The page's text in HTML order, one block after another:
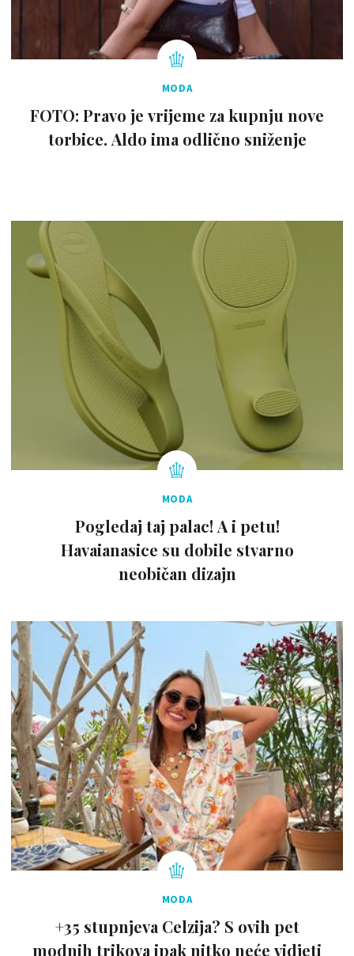
MODA
FOTO: Pravo je vrijeme za kupnju nove
torbice. Aldo ima odlično sniženje
MODA
Pogledaj taj palac! A i petu!
Havaianasice su dobile stvarno
neobičan dizajn
MODA
+35 stupnjeva Celzija? S ovih pet
modnih trikova ipak nitko neće vidjeti